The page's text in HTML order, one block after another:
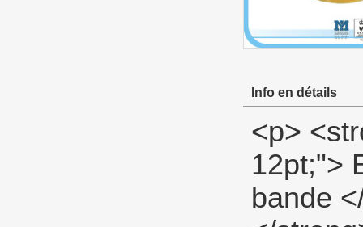
Info en détails
<p> <strong> <span style="color: #00ccff; font-size: 12pt;"> Exposition de produit de l&#39;eau PTFE fil bande </span> </strong> </p> <p><strong></strong>&nbsp;</p> <p align="left"><span style="font-family: Arial; color: #666666; font-size: 9pt;">&nbsp;<img src="http://i03.i.aliimg.com/simg/single/icon/placeholder_100x100.png" data-src="http://i00.i.aliimg.com/img/pb/134/821/803/803821134_967.jpg" data-alt="Haute pression 12 mm d'eau ptfe ruban fil" width="600" height="400" ori-width="600" ori-height="400" /> <noscript><img src="http://i00.i.aliimg.com/img/pb/134/821/803/803821134_967.jpg" alt="Haute pression 12 mm d'eau ptfe ruban fil" width="600" height="400" ori-width="600" ori-height="400"></noscript> </span></p> <p align="left">&nbsp;</p> <p align="left">&nbsp;</p> <p align="left">&nbsp;</p> <p> <strong> <span style="color: #00ccff; font-size: 12pt;"> Voir la fiche produit description </span> </strong> </p> <p><strong></strong>&nbsp;</p> <p>&nbsp;</p> <table class="aliDataTable" style="width: 614px; background: white;" border="1" cellspacing="0" cellpadding="0"><tbody> <tr style="height: 14.2pt;" align="left"> <td style="width: 115.75pt; height: 14.2pt;" rowspan="5"><p> <strong> <span style="font-family: Arial; color: black; font-size: 9pt;"> Spécifications: </span> </strong> </p></td> <td style="width: 344.8pt;"><p> <strong> <span style="font-family: Arial; color: black; font-size: 9pt;"> Largeur: </span> </strong> <span style="font-family: Arial;